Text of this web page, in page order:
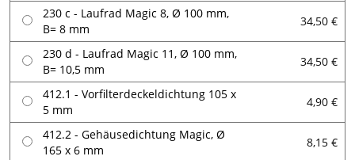
230 c - Laufrad Magic 8, Ø 100 mm,
B= 8 mm
34,50 €
230 d - Laufrad Magic 11, Ø 100 mm,
B= 10,5 mm
34,50 €
412.1 - Vorfilterdeckeldichtung 105 x
5 mm
4,90 €
412.2 - Gehäusedichtung Magic, Ø
165 x 6 mm
8,15 €